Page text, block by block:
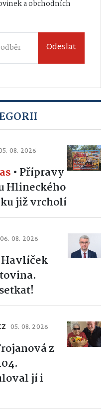
a obchodních
Odeslat
08. 2026
• Přípravy
Hlineckého
již vrcholí
06. 08. 2026
05. 08. 2026
z
jí i